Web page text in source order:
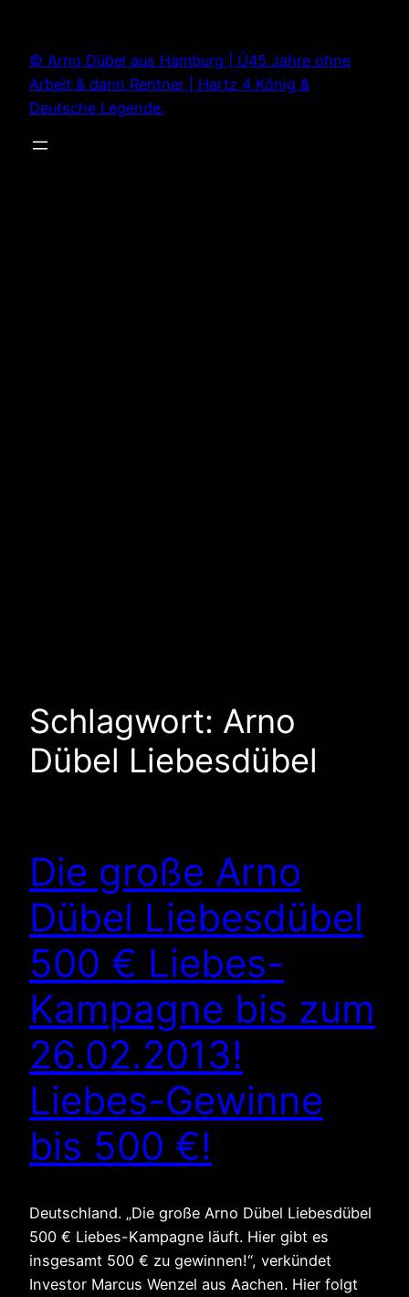
springen
© Arno Dübel aus Hamburg | Ü45 Jahre ohne
Arbeit & dann Rentner | Hartz 4 König &
Deutsche Legende.
Schlagwort: Arno
Dübel Liebesdübel
Die große Arno
Dübel Liebesdübel
500 € Liebes-
Kampagne bis zum
26.02.2013!
Liebes-Gewinne
bis 500 €!
Deutschland. „Die große Arno Dübel Liebesdübel
500 € Liebes-Kampagne läuft. Hier gibt es
insgesamt 500 € zu gewinnen!“, verkündet
Investor Marcus Wenzel aus Aachen. Hier folgt